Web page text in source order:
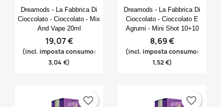
Anteprima
Dreamods - La Fabbrica Di
Cioccolato - Cioccolato - Mix
And Vape 20ml
19,07 €
(incl. imposta consumo:
3,04 €)
Anteprima
Dreamods - La Fabbrica Di
Cioccolato - Cioccolato E
Agrumi - Mini Shot 10+10
8,69 €
(incl. imposta consumo:
1,52 €)
favorite_border favorite_border